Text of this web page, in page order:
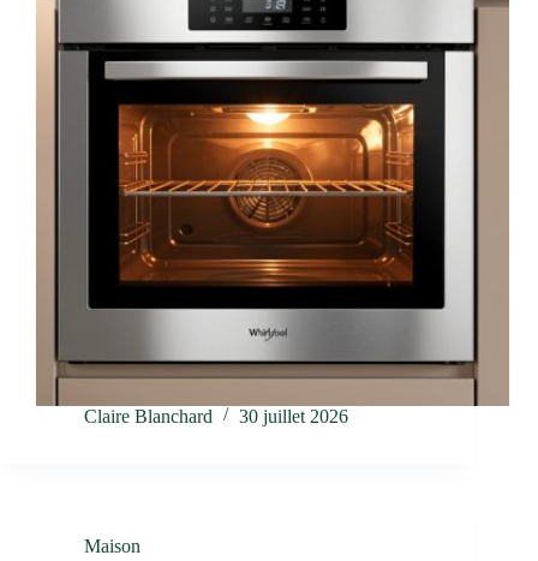
Claire Blanchard 30 juillet 2026
Maison